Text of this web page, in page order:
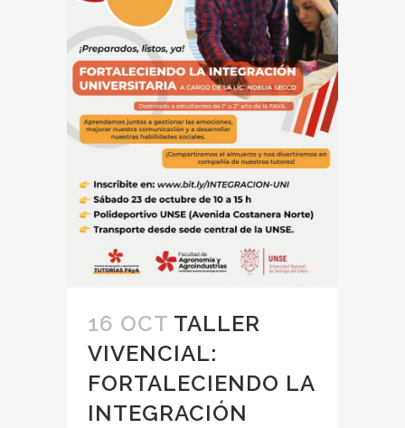
16 OCT TALLER
VIVENCIAL:
FORTALECIENDO LA
INTEGRACIÓN